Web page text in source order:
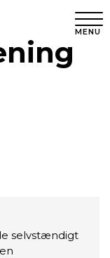
MENU
selvstændigt